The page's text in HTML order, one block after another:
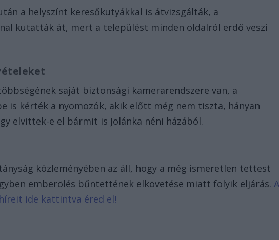
a helyszínt keresőkutyákkal is átvizsgálták, a
kutatták át, mert a települést minden oldalról erdő veszi
saját biztonsági kamerarendszere van, a
is kérték a nyomozók, akik előtt még nem tiszta, hányan
elvittek-e el bármit is Jolánka néni házából.
közleményében az áll, hogy a még ismeretlen tettest
emberölés bűntettének elkövetése miatt folyik eljárás.A
ide kattintva éred el!